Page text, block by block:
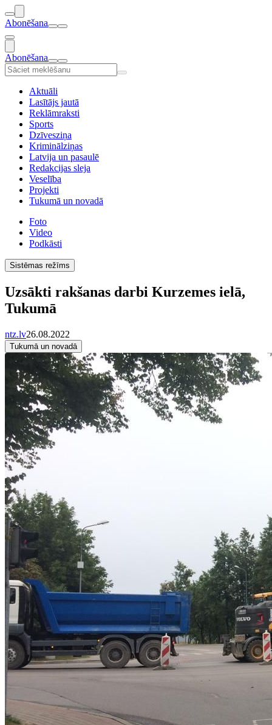
Abonēšana
Abonēšana
Aktuāli
Lasītājs jautā
Reklāmraksti
Sports
Dzīvesziņa
Kriminālziņas
Latvija un pasaulē
Redakcijas sleja
Veselība
Projekti
Tukumā un novadā
Foto
Video
Podkāsti
Sistēmas režīms
Uzsākti rakšanas darbi Kurzemes ielā,
Tukumā
ntz.lv26.08.2022
Tukumā un novadā